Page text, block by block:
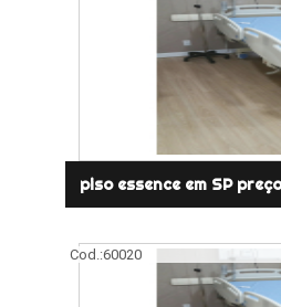
piso essence em SP
Cod.:60020